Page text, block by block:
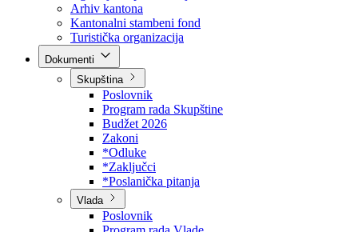
BPK šume
RTV BPK
Agencija za privatizaciju
Arhiv kantona
Kantonalni stambeni fond
Turistička organizacija
Skupština
Poslovnik
Program rada Skupštine
Budžet 2026
Zakoni
*Odluke
*Zaključci
*Poslanička pitanja